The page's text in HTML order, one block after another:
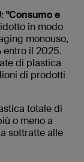
"Consumo e
in modo
monouso,
entro il 2025.
di plastica
di prodotti
totale di
o meno a
sottratte alle